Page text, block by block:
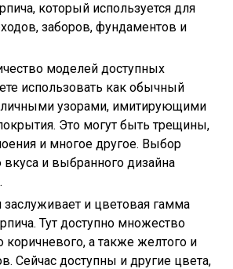
который используется для
заборов, фундаментов и
моделей доступных
использовать как обычный
узорами, имитирующими
Это могут быть трещины,
и многое другое. Выбор
вкуса и выбранного дизайна
и цветовая гамма
Тут доступно множество
коричневого, а также желтого и
Сейчас доступны и другие цвета,